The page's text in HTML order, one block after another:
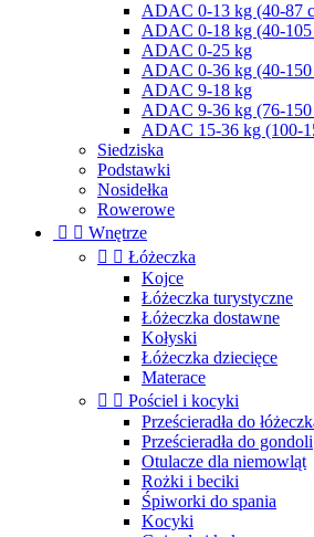
ADAC 0-13 kg (40-87
ADAC 0-18 kg (40-105
ADAC 0-25 kg
ADAC 0-36 kg (40-150
ADAC 9-18 kg
ADAC 9-36 kg (76-150
ADAC 15-36 kg (100-
Siedziska
Podstawki
Nosidełka
Rowerowe
  Wnętrze
  Łóżeczka
Kojce
Łóżeczka turystyczne
Łóżeczka dostawne
Kołyski
Łóżeczka dziecięce
Materace
  Pościel i kocyki
Prześcieradła do
Prześcieradła do gondoli
Otulacze dla niemowląt
Rożki i beciki
Śpiworki do spania
Kocyki